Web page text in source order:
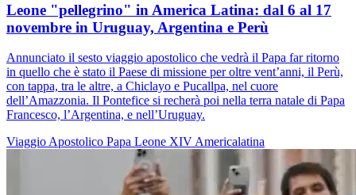
Leone "pellegrino" in America Latina: dal 6 al 17
novembre in Uruguay, Argentina e Perù
Annunciato il sesto viaggio apostolico che vedrà il Papa far ritorno
in quello che è stato il Paese di missione per oltre vent’anni, il Perù,
con tappa, tra le altre, a Chiclayo e Pucallpa, nel cuore
dell’Amazzonia. Il Pontefice si recherà poi nella terra natale di Papa
Francesco, l’Argentina, e nell’Uruguay.
Viaggio Apostolico Papa Leone XIV Americalatina